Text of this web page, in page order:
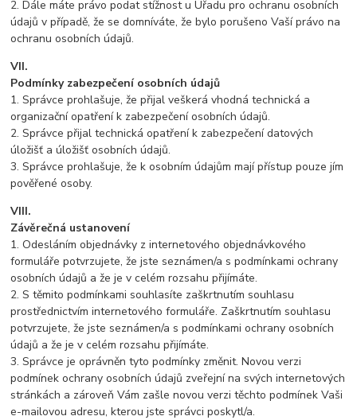
2. Dále máte právo podat stížnost u Úřadu pro ochranu osobních
údajů v případě, že se domníváte, že bylo porušeno Vaší právo na
ochranu osobních údajů.
VII.
Podmínky zabezpečení osobních údajů
1. Správce prohlašuje, že přijal veškerá vhodná technická a
organizační opatření k zabezpečení osobních údajů.
2. Správce přijal technická opatření k zabezpečení datových
úložišť a úložišť osobních údajů.
3. Správce prohlašuje, že k osobním údajům mají přístup pouze jím
pověřené osoby.
VIII.
Závěrečná ustanovení
1. Odesláním objednávky z internetového objednávkového
formuláře potvrzujete, že jste seznámen/a s podmínkami ochrany
osobních údajů a že je v celém rozsahu přijímáte.
2. S těmito podmínkami souhlasíte zaškrtnutím souhlasu
prostřednictvím internetového formuláře. Zaškrtnutím souhlasu
potvrzujete, že jste seznámen/a s podmínkami ochrany osobních
údajů a že je v celém rozsahu přijímáte.
3. Správce je oprávněn tyto podmínky změnit. Novou verzi
podmínek ochrany osobních údajů zveřejní na svých internetových
stránkách a zároveň Vám zašle novou verzi těchto podmínek Vaši
e-mailovou adresu, kterou jste správci poskytl/a.